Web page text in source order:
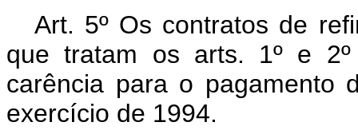
Art. 5º Os contratos de
que tratam os arts. 1º e
carência para o pagamento
exercício de 1994.